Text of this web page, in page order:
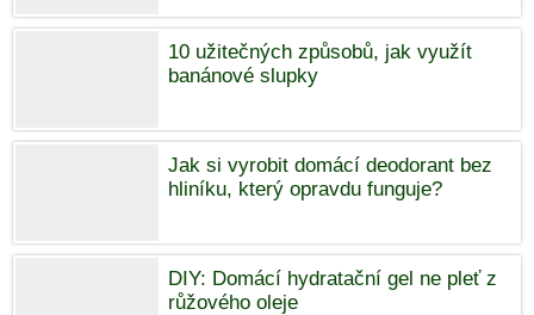
10 užitečných způsobů, jak využít
banánové slupky
Jak si vyrobit domácí deodorant bez
hliníku, který opravdu funguje?
DIY: Domácí hydratační gel ne pleť z
růžového oleje